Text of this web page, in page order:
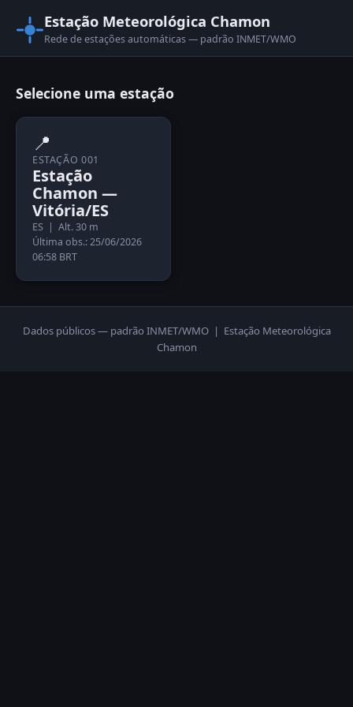
Estação Meteorológica Chamon
Rede de estações automáticas — padrão INMET/WMO
Selecione uma estação
📍
ESTAÇÃO 001
Estação
Chamon —
Vitória/ES
ES | Alt. 30 m
Última obs.: 25/06/2026
06:58 BRT
Dados públicos — padrão INMET/WMO | Estação Meteorológica
Chamon